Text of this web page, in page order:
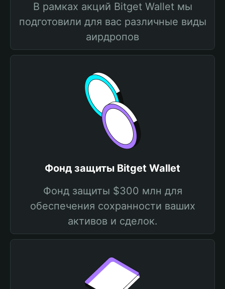
В рамках акций Bitget Wallet мы
подготовили для вас различные виды
аирдропов
Фонд защиты Bitget Wallet
Фонд защиты $300 млн для
обеспечения сохранности ваших
активов и сделок.